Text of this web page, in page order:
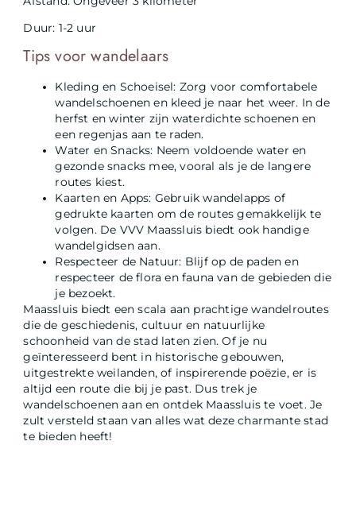
Duur: 1-2 uur
Tips voor wandelaars
Kleding en Schoeisel: Zorg voor comfortabele
wandelschoenen en kleed je naar het weer. In de
herfst en winter zijn waterdichte schoenen en
een regenjas aan te raden.
Water en Snacks: Neem voldoende water en
gezonde snacks mee, vooral als je de langere
routes kiest.
Kaarten en Apps: Gebruik wandelapps of
gedrukte kaarten om de routes gemakkelijk te
volgen. De VVV Maassluis biedt ook handige
wandelgidsen aan.
Respecteer de Natuur: Blijf op de paden en
respecteer de flora en fauna van de gebieden die
je bezoekt.
Maassluis biedt een scala aan prachtige wandelroutes
die de geschiedenis, cultuur en natuurlijke
schoonheid van de stad laten zien. Of je nu
geïnteresseerd bent in historische gebouwen,
uitgestrekte weilanden, of inspirerende poëzie, er is
altijd een route die bij je past. Dus trek je
wandelschoenen aan en ontdek Maassluis te voet. Je
zult versteld staan van alles wat deze charmante stad
te bieden heeft!